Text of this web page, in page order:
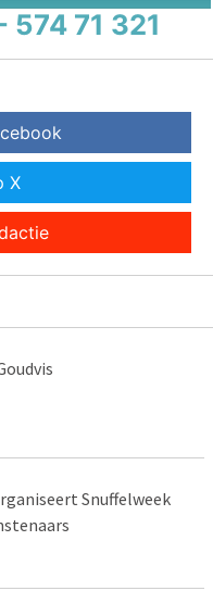
574 71 321
X
Snuffelweek